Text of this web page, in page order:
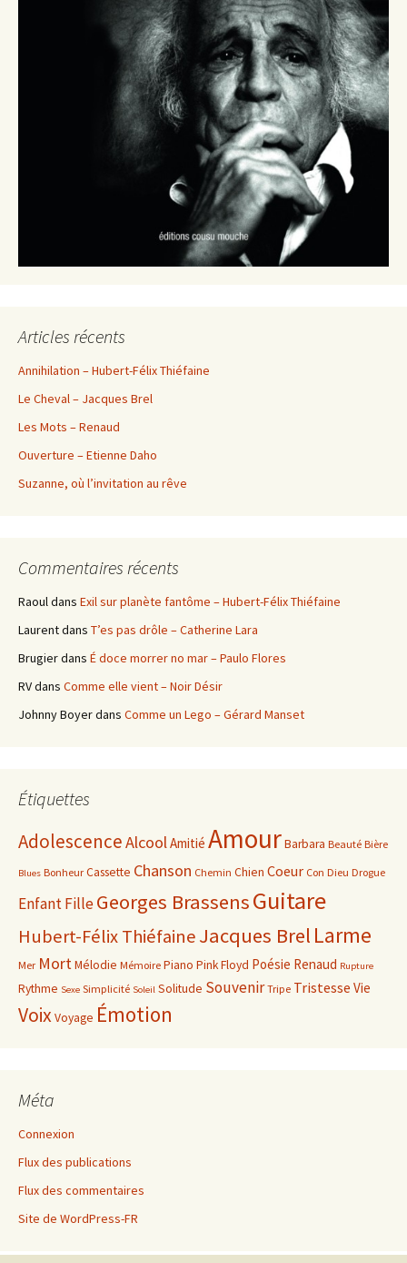
Articles récents
Annihilation – Hubert-Félix Thiéfaine
Le Cheval – Jacques Brel
Les Mots – Renaud
Ouverture – Etienne Daho
Suzanne, où l’invitation au rêve
Commentaires récents
Raouldans Exil sur planète fantôme – Hubert-Félix Thiéfaine
Laurentdans T’es pas drôle – Catherine Lara
Brugierdans É doce morrer no mar – Paulo Flores
RVdans Comme elle vient – Noir Désir
Johnny Boyerdans Comme un Lego – Gérard Manset
Étiquettes
AdolescenceAlcoolAmitié AmourBarbara Beauté Bière
Blues Bonheur Cassette Chanson Chemin Chien Coeur Con Dieu Drogue
EnfantFilleGeorges BrassensGuitare
Hubert-Félix ThiéfaineJacques Brel Larme
Mer MortMélodie Mémoire Piano Pink Floyd Poésie Renaud Rupture
Rythme Sexe Simplicité Soleil Solitude Souvenir Tripe Tristesse Vie
VoixVoyage Émotion
Méta
Connexion
Flux des publications
Flux des commentaires
Site de WordPress-FR